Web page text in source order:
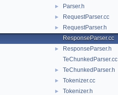
► Parser.h
► RequestParser.cc
►
RequestParser.h
ResponseParser.cc
►
ResponseParser.h
TeChunkedParser.cc
► TeChunkedParser.h
► Tokenizer.cc
► Tokenizer.h